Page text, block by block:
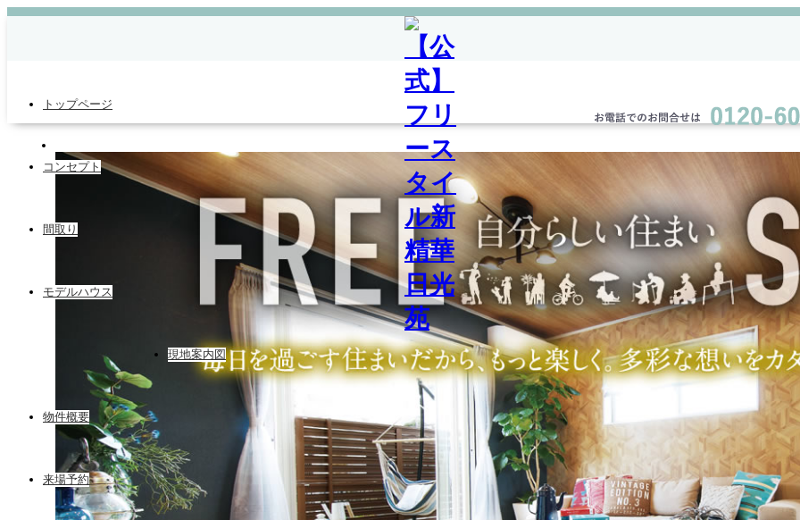
トップページ
コンセプト
間取り
モデルハウス
現地案内図
物件概要
来場予約